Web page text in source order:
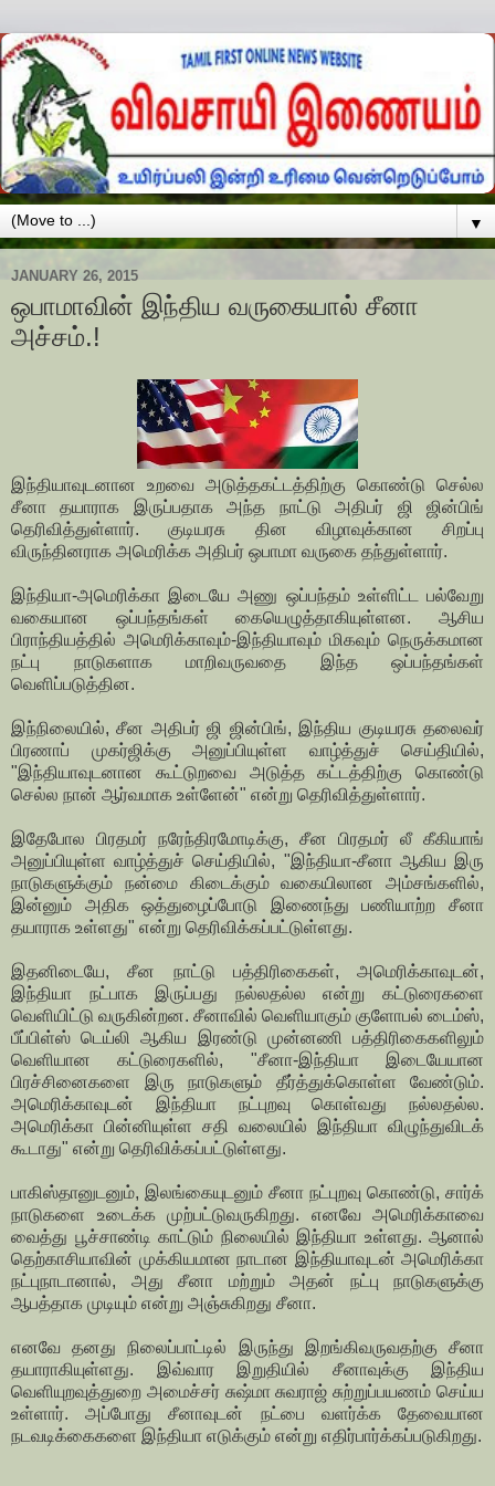
▼
JANUARY 26, 2015
ஒபாமாவின் இந்திய வருகையால் சீனா
அச்சம்.!
இந்தியாவுடனான உறவை அடுத்தகட்டத்திற்கு கொண்டு செல்ல
சீனா தயாராக இருப்பதாக அந்த நாட்டு அதிபர் ஜி ஜின்பிங்
தெரிவித்துள்ளார். குடியரசு தின விழாவுக்கான சிறப்பு
விருந்தினராக அமெரிக்க அதிபர் ஒபாமா வருகை தந்துள்ளார்.
இந்தியா-அமெரிக்கா இடையே அணு ஒப்பந்தம் உள்ளிட்ட பல்வேறு
வகையான ஒப்பந்தங்கள் கையெழுத்தாகியுள்ளன. ஆசிய
பிராந்தியத்தில் அமெரிக்காவும்-இந்தியாவும் மிகவும் நெருக்கமான
நட்பு நாடுகளாக மாறிவருவதை இந்த ஒப்பந்தங்கள்
வெளிப்படுத்தின.
இந்நிலையில், சீன அதிபர் ஜி ஜின்பிங், இந்திய குடியரசு தலைவர்
பிரணாப் முகர்ஜிக்கு அனுப்பியுள்ள வாழ்த்துச் செய்தியில்,
"இந்தியாவுடனான கூட்டுறவை அடுத்த கட்டத்திற்கு கொண்டு
செல்ல நான் ஆர்வமாக உள்ளேன்" என்று தெரிவித்துள்ளார்.
இதேபோல பிரதமர் நரேந்திரமோடிக்கு, சீன பிரதமர் லீ கீகியாங்
அனுப்பியுள்ள வாழ்த்துச் செய்தியில், "இந்தியா-சீனா ஆகிய இரு
நாடுகளுக்கும் நன்மை கிடைக்கும் வகையிலான அம்சங்களில்,
இன்னும் அதிக ஒத்துழைப்போடு இணைந்து பணியாற்ற சீனா
தயாராக உள்ளது" என்று தெரிவிக்கப்பட்டுள்ளது.
இதனிடையே, சீன நாட்டு பத்திரிகைகள், அமெரிக்காவுடன்,
இந்தியா நட்பாக இருப்பது நல்லதல்ல என்று கட்டுரைகளை
வெளியிட்டு வருகின்றன. சீனாவில் வெளியாகும் குளோபல் டைம்ஸ்,
பீப்பிள்ஸ் டெய்லி ஆகிய இரண்டு முன்னணி பத்திரிகைகளிலும்
வெளியான கட்டுரைகளில், "சீனா-இந்தியா இடையேயான
பிரச்சினைகளை இரு நாடுகளும் தீர்த்துக்கொள்ள வேண்டும்.
அமெரிக்காவுடன் இந்தியா நட்புறவு கொள்வது நல்லதல்ல.
அமெரிக்கா பின்னியுள்ள சதி வலையில் இந்தியா விழுந்துவிடக்
கூடாது" என்று தெரிவிக்கப்பட்டுள்ளது.
பாகிஸ்தானுடனும், இலங்கையுடனும் சீனா நட்புறவு கொண்டு, சார்க்
நாடுகளை உடைக்க முற்பட்டுவருகிறது. எனவே அமெரிக்காவை
வைத்து பூச்சாண்டி காட்டும் நிலையில் இந்தியா உள்ளது. ஆனால்
தெற்காசியாவின் முக்கியமான நாடான இந்தியாவுடன் அமெரிக்கா
நட்புநாடானால், அது சீனா மற்றும் அதன் நட்பு நாடுகளுக்கு
ஆபத்தாக முடியும் என்று அஞ்சுகிறது சீனா.
எனவே தனது நிலைப்பாட்டில் இருந்து இறங்கிவருவதற்கு சீனா
தயாராகியுள்ளது. இவ்வார இறுதியில் சீனாவுக்கு இந்திய
வெளியுறவுத்துறை அமைச்சர் சுஷ்மா சுவராஜ் சுற்றுப்பயணம் செய்ய
உள்ளார். அப்போது சீனாவுடன் நட்பை வளர்க்க தேவையான
நடவடிக்கைகளை இந்தியா எடுக்கும் என்று எதிர்பார்க்கப்படுகிறது.